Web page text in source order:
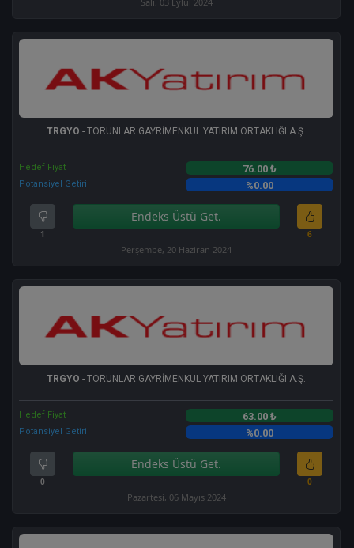
TRGYO - TORUNLAR GAYRİMENKUL YATIRIM ORTAKLIĞI A.Ş.
Hedef Fiyat 76.00 ₺
Potansiyel Getiri %0.00
1
Endeks Üstü Get.
6
Perşembe, 20 Haziran 2024
TRGYO - TORUNLAR GAYRİMENKUL YATIRIM ORTAKLIĞI A.Ş.
Hedef Fiyat 63.00 ₺
Potansiyel Getiri %0.00
0
Endeks Üstü Get.
0
Pazartesi, 06 Mayıs 2024